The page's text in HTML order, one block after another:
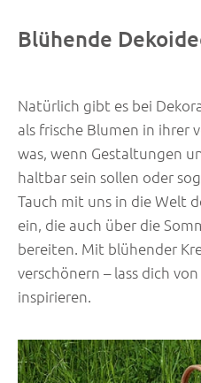
Blühende
Natürlich gibt es bei
als frische Blumen in ihrer
was, wenn Gestaltungen
haltbar sein sollen oder
Tauch mit uns in die Welt
ein, die auch über die
bereiten. Mit blühender
verschönern – lass dich
inspirieren.